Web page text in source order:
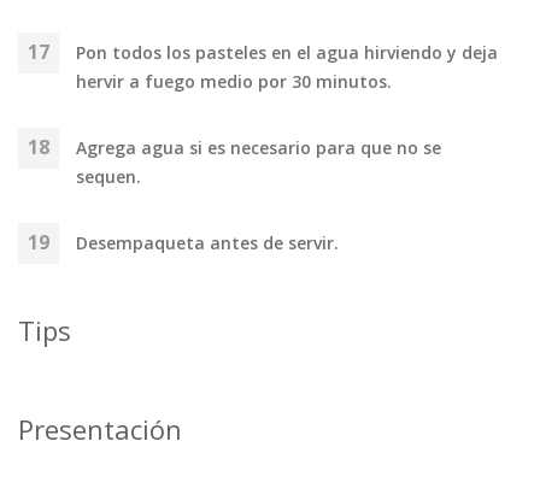
Pon todos los pasteles en el agua hirviendo y deja
hervir a fuego medio por 30 minutos.
Agrega agua si es necesario para que no se
sequen.
Desempaqueta antes de servir.
Tips
Presentación